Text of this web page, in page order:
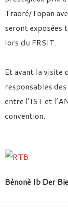
Traoré/Topan
seront exposées
lors du FRSIT.
Et avant la visite
responsables
entre l’IST et
convention.
Bènonè Ib Der